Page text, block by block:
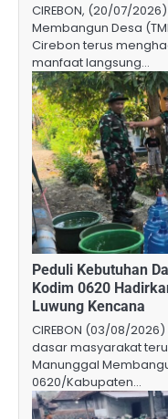
CIREBON, (20/07/
Membangun Desa
Cirebon terus
manfaat langsung…
Peduli Kebutuhan
Kodim 0620
Luwung Kencana
CIREBON (03/08/
dasar masyarakat
Manunggal
0620/Kabupaten…